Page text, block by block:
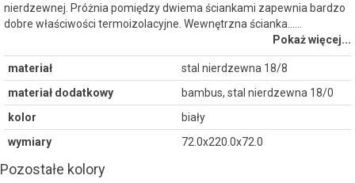
nierdzewnej. Próżnia pomiędzy dwiema ściankami zapewnia bardzo
dobre właściwości termoizolacyjne. Wewnętrzna ścianka...…
Pokaż więcej...
materiał
stal nierdzewna 18/8
materiał dodatkowy
bambus, stal nierdzewna 18/0
kolor
biały
wymiary
72.0x220.0x72.0
Pozostałe kolory